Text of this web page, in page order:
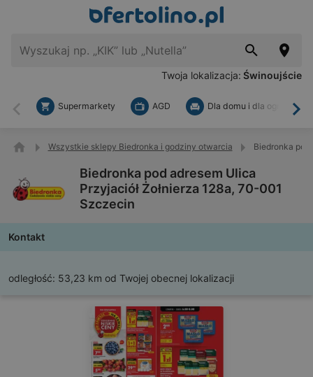
Twoja lokalizacja: Świnoujście
Wstecz
Supermarkety AGD Dla domu i dla ogrodu
Wszystkie sklepy Biedronka i godziny otwarcia Biedronka
Biedronka pod adresem Ulica
Przyjaciół Żołnierza 128a, 70-001
Szczecin
Kontakt
odległość: 53,23 km od Twojej obecnej lokalizacji